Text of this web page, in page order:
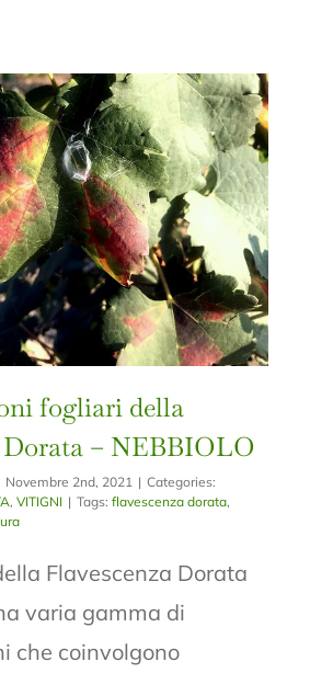
fogliari della
Dorata – NEBBIOLO
Novembre 2nd, 2021 | Categories:
,VITIGNI | Tags:flavescenza dorata,
Flavescenza Dorata
varia gamma di
che coinvolgono